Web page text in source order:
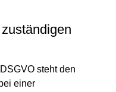
steht den
einer